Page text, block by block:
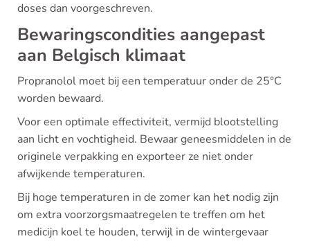
doses dan voorgeschreven.
Bewaringscondities aangepast
aan Belgisch klimaat
Propranolol moet bij een temperatuur onder de 25°C
worden bewaard.
Voor een optimale effectiviteit, vermijd blootstelling
aan licht en vochtigheid. Bewaar geneesmiddelen in de
originele verpakking en exporteer ze niet onder
afwijkende temperaturen.
Bij hoge temperaturen in de zomer kan het nodig zijn
om extra voorzorgsmaatregelen te treffen om het
medicijn koel te houden, terwijl in de wintergevaar